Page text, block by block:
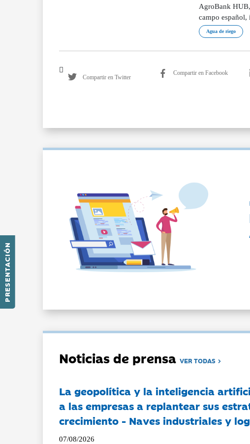
PRESENTACIÓN
AgroBank
campo
Agua de riego
Compartir en Twitter
Compartir en Facebook
Noticias de prensaVER TODAS
La geopolítica y la inteligencia
a las empresas a replantear sus
crecimiento - Naves industriales y
07/08/2026